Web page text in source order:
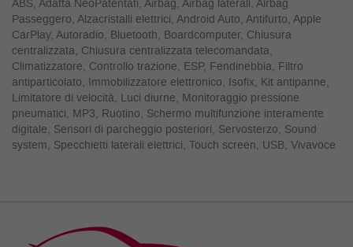
ABS, Adatta NeoPatentati, Airbag, Airbag laterali, Airbag
Passeggero, Alzacristalli elettrici, Android Auto, Antifurto, Apple
CarPlay, Autoradio, Bluetooth, Boardcomputer, Chiusura
centralizzata, Chiusura centralizzata telecomandata,
Climatizzatore, Controllo trazione, ESP, Fendinebbia, Filtro
antiparticolato, Immobilizzatore elettronico, Isofix, Kit antipanne,
Limitatore di velocità, Luci diurne, Monitoraggio pressione
pneumatici, MP3, Ruotino, Schermo multifunzione interamente
digitale, Sensori di parcheggio posteriori, Servosterzo, Sound
system, Specchietti laterali elettrici, Touch screen, USB, Vivavoce
policy
Salva
le
impostazioni